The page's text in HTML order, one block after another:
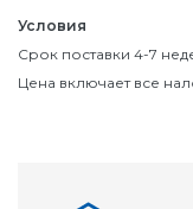
Условия
Срок поставки 4-7
Цена включает все